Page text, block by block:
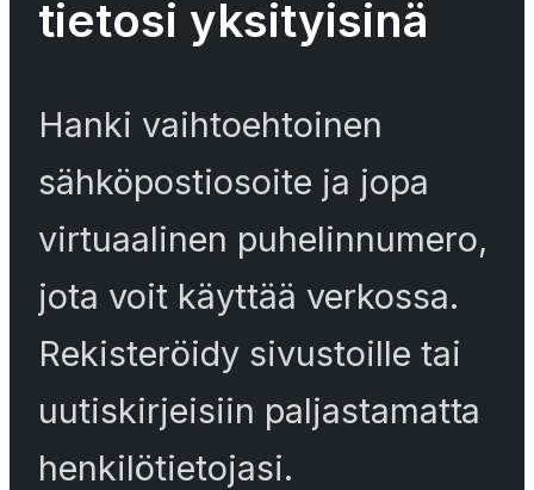
tietosi yksityisinä
Hanki vaihtoehtoinen
sähköpostiosoite ja jopa
virtuaalinen puhelinnumero,
jota voit käyttää verkossa.
Rekisteröidy sivustoille tai
uutiskirjeisiin paljastamatta
henkilötietojasi.